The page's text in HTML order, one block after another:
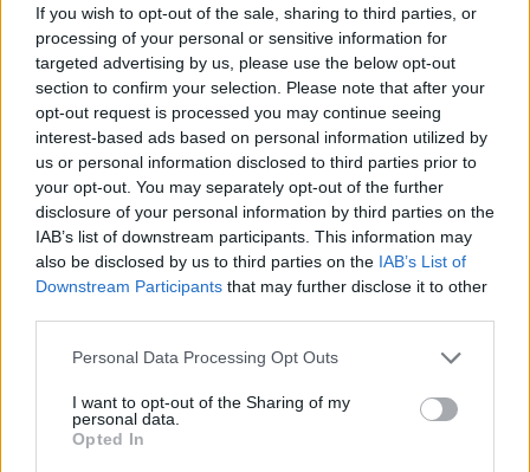
If you wish to opt-out of the sale, sharing to third parties, or
processing of your personal or sensitive information for
targeted advertising by us, please use the below opt-out
section to confirm your selection. Please note that after your
opt-out request is processed you may continue seeing
interest-based ads based on personal information utilized by
us or personal information disclosed to third parties prior to
your opt-out. You may separately opt-out of the further
disclosure of your personal information by third parties on the
IAB’s list of downstream participants. This information may
also be disclosed by us to third parties on the IAB’s List of
Downstream Participants that may further disclose it to other
Personal Data Processing Opt Outs
I want to opt-out of the Sharing of my
personal data.
Opted In
συνόλου των δημοσκοπήσεων, για το
δημοψήφισμα της 5ης Ιουλίου του 2015, αλλά
και για τις εκλογές της 20ής Σεπτεμβρίου του